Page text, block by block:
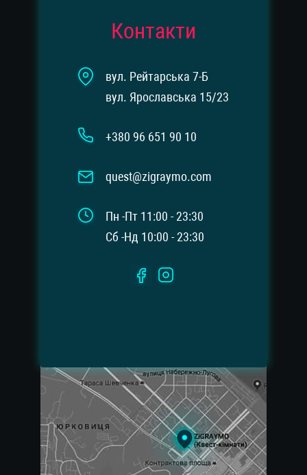
Контакти
вул. Рейтарська 7-Б
вул. Ярославська 15/23
+380 96 651 90 10
quest@zigraymo.com
Пн -Пт 11:00 - 23:30
Сб -Нд 10:00 - 23:30